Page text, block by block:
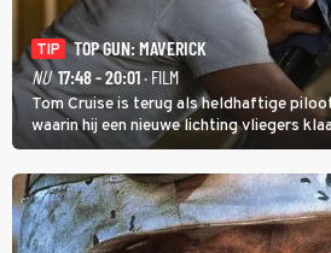
TIP
TOP GUN: MAVERICK
NU 17:48 - 20:01· FILM
Tom Cruise is terug als heldhaftige
waarin hij een nieuwe lichting vliegers
werk.